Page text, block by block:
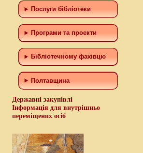
Послуги бібліотеки
Програми та проекти
Бiблiотечному фахiвцю
Полтавщина
Державні закупівлі
Інформація для внутрішньо
переміщених осіб